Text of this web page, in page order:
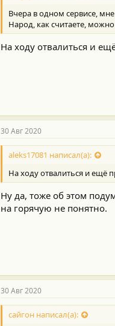
Вчера в одном сервисе,
Народ, как считаете,
На ходу отвалиться и
30 Авг 2020
aleks17081 написал(а):
На ходу отвалиться и ещё
Ну да, тоже об этом
на горячую не понятно.
30 Авг 2020
сайгон написал(а):